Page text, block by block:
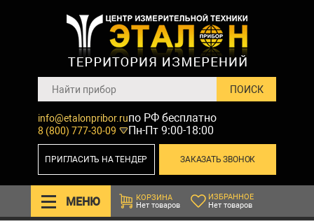
info@etalonpribor.ru
8 (800) 777-30-09
по РФ бесплатно
Пн-Пт 9:00-18:00
ЗАКАЗАТЬ ЗВОНОК
ПРИГЛАСИТЬ НА ТЕНДЕР
МЕНЮ
КОРЗИНА
Нет товаров
ИЗБРАННОЕ
Нет товаров